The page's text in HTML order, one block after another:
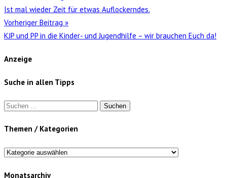
Ist mal wieder Zeit für etwas Auflockerndes.
Vorheriger Beitrag »
KJP und PP in die Kinder- und Jugendhilfe – wir brauchen Euch da!
Anzeige
Suche in allen Tipps
Suchen
Themen / Kategorien
Themen
Monatsarchiv